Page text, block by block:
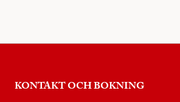
KONTAKT OCH BOKNING